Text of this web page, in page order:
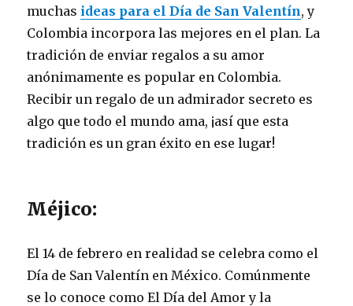
muchas ideas para el Día de San Valentín, y
Colombia incorpora las mejores en el plan. La
tradición de enviar regalos a su amor
anónimamente es popular en Colombia.
Recibir un regalo de un admirador secreto es
algo que todo el mundo ama, ¡así que esta
tradición es un gran éxito en ese lugar!
Méjico:
El 14 de febrero en realidad se celebra como el
Día de San Valentín en México. Comúnmente
se lo conoce como El Día del Amor y la